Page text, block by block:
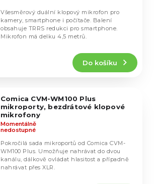
Do košíku
Všesměrový duální klopový mikrofon pro
kamery, smartphone i počítače. Balení
obsahuje TRRS redukci pro smartphone.
Mikrofon má delku 4,5 metrů.
Comica CVM-WM100 Plus
mikroporty, bezdrátové klopové
mikrofony
Momentálně
nedostupné
Pokročilá sada mikroportů od Comica CVM-
WM100 Plus. Umožňuje nahrávat do dvou
kanálu, dálkově ovládat hlasitost a případně
nahrávat přes XLR.